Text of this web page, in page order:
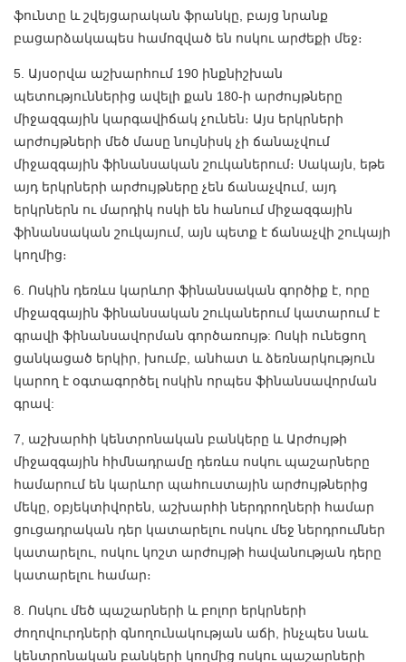
ֆունտը և շվեյցարական ֆրանկը, բայց նրանք
բացարձակապես համոզված են ոսկու արժեքի մեջ։
5. Այսօրվա աշխարհում 190 ինքնիշխան
պետություններից ավելի քան 180-ի արժույթները
միջազգային կարգավիճակ չունեն։ Այս երկրների
արժույթների մեծ մասը նույնիսկ չի ճանաչվում
միջազգային ֆինանսական շուկաներում։ Սակայն, եթե
այդ երկրների արժույթները չեն ճանաչվում, այդ
երկրներն ու մարդիկ ոսկի են հանում միջազգային
ֆինանսական շուկայում, այն պետք է ճանաչվի շուկայի
կողմից։
6. Ոսկին դեռևս կարևոր ֆինանսական գործիք է, որը
միջազգային ֆինանսական շուկաներում կատարում է
գրավի ֆինանսավորման գործառույթ: Ոսկի ունեցող
ցանկացած երկիր, խումբ, անհատ և ձեռնարկություն
կարող է օգտագործել ոսկին որպես ֆինանսավորման
գրավ:
7, աշխարհի կենտրոնական բանկերը և Արժույթի
միջազգային հիմնադրամը դեռևս ոսկու պաշարները
համարում են կարևոր պահուստային արժույթներից
մեկը, օբյեկտիվորեն, աշխարհի ներդրողների համար
ցուցադրական դեր կատարելու ոսկու մեջ ներդրումներ
կատարելու, ոսկու կոշտ արժույթի հավանության դերը
կատարելու համար։
8. Ոսկու մեծ պաշարների և բոլոր երկրների
ժողովուրդների գնողունակության աճի, ինչպես նաև
կենտրոնական բանկերի կողմից ոսկու պաշարների